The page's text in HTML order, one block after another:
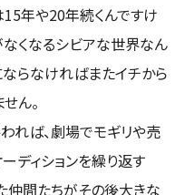
年や20年続くんですけ
なくなるシビアな世界なん
ならなければまたイチから
ん。
れば、劇場でモギリや売
ディションを繰り返す
仲間たちがその後大きな